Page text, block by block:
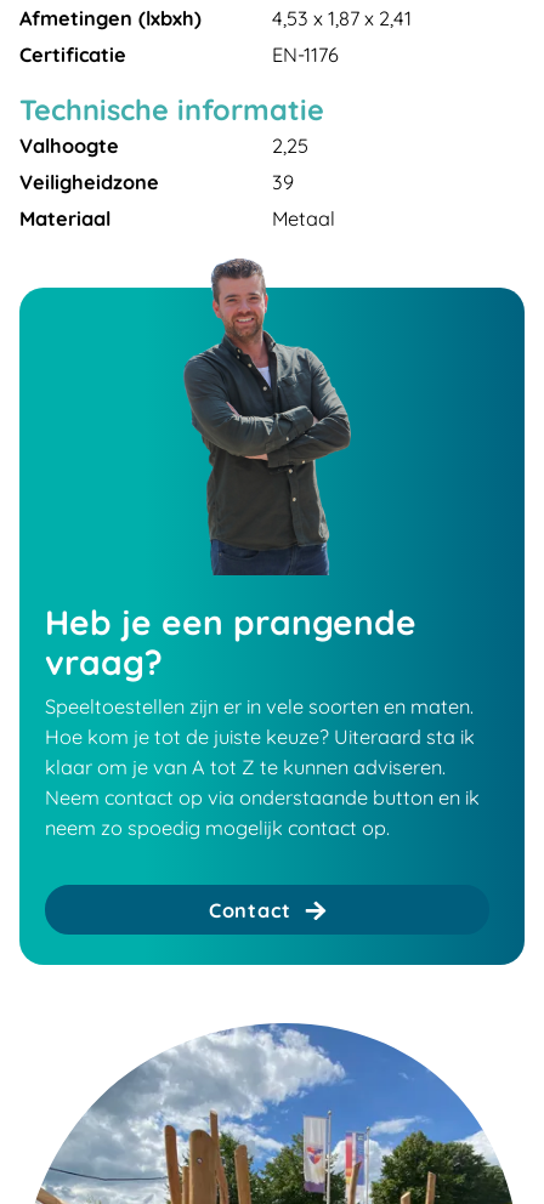
Afmetingen (lxbxh)
4,53 x 1,87 x 2,41
Certificatie
EN-1176
Technische informatie
Valhoogte
2,25
Veiligheidzone
39
Materiaal
Metaal
Heb je een prangende
vraag?
Speeltoestellen zijn er in vele soorten en maten.
Hoe kom je tot de juiste keuze? Uiteraard sta ik
klaar om je van A tot Z te kunnen adviseren.
Neem contact op via onderstaande button en ik
neem zo spoedig mogelijk contact op.
Contact